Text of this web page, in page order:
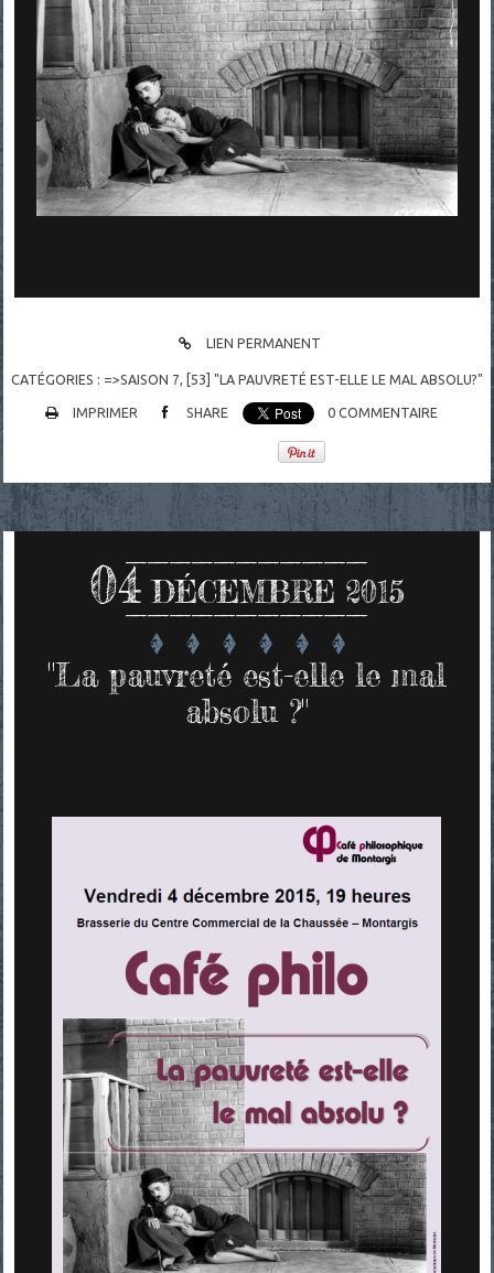
LIEN PERMANENT
CATÉGORIES : =>SAISON 7 [53] "LA PAUVRETÉ EST-ELLE LE MAL ABSOLU?"
IMPRIMER SHARE 0 COMMENTAIRE
04 DÉCEMBRE 2015
"La pauvreté est-elle le mal
absolu ?"